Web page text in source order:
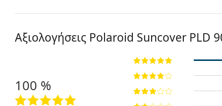
Αξιολογήσεις Polaroid Suncover PLD
100 %